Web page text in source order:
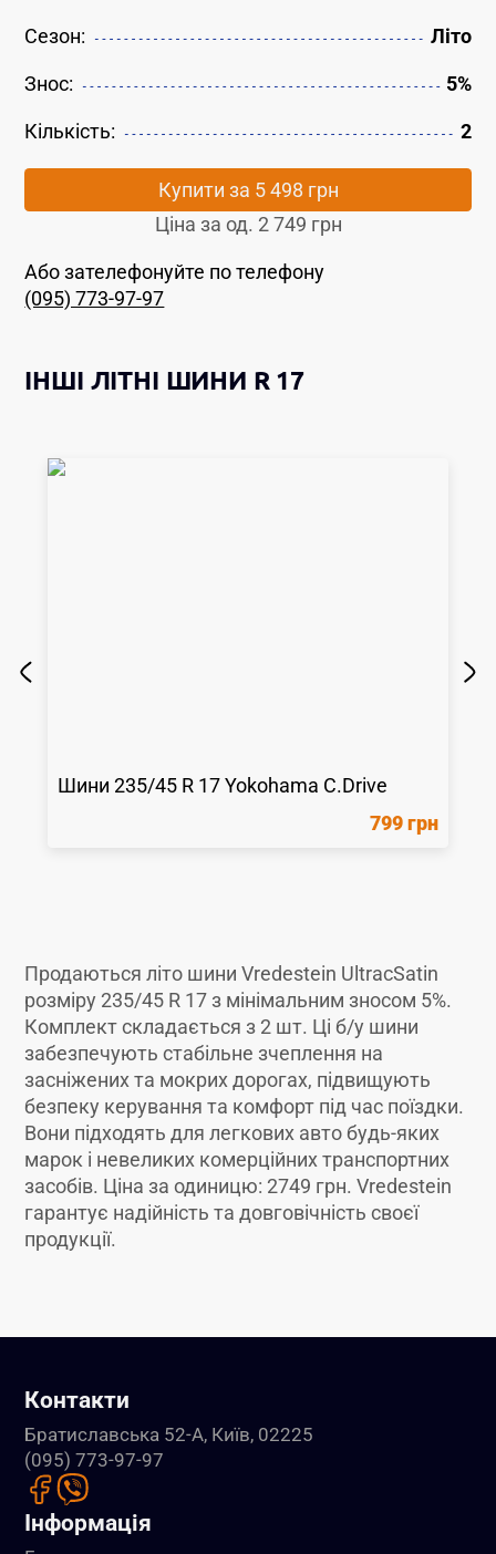
Сезон: Літо
Знос: 5%
Кількість: 2
Купити за 5 498 грн
Ціна за од. 2 749 грн
Або зателефонуйте по телефону
(095) 773-97-97
ІНШІ ЛІТНІ ШИНИ R 17
Шини235/45 R 17 Yokohama C.Drive
799 грн
Продаються літо шини Vredestein UltracSatin
розміру 235/45 R 17 з мінімальним зносом 5%.
Комплект складається з 2 шт. Ці б/у шини
забезпечують стабільне зчеплення на
засніжених та мокрих дорогах, підвищують
безпеку керування та комфорт під час поїздки.
Вони підходять для легкових авто будь-яких
марок і невеликих комерційних транспортних
засобів. Ціна за одиницю: 2749 грн. Vredestein
гарантує надійність та довговічність своєї
продукції.
Контакти
Братиславська 52-А, Київ, 02225
(095) 773-97-97
Інформація